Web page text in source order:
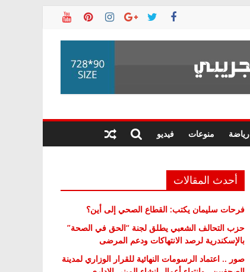
رياضة منوعات فيديو
أحدث المقالات
فرحات سليمان يكتب: القطاع الصحي إلى أين؟
حزب التحالف الشعبي يطلق لجنة “الحق في الصحة”
بالإسكندرية لرصد الانتهاكات ودعم المرضى
صور .. اعتماد الرسومات النهائية للقرار الوزاري لمدينة